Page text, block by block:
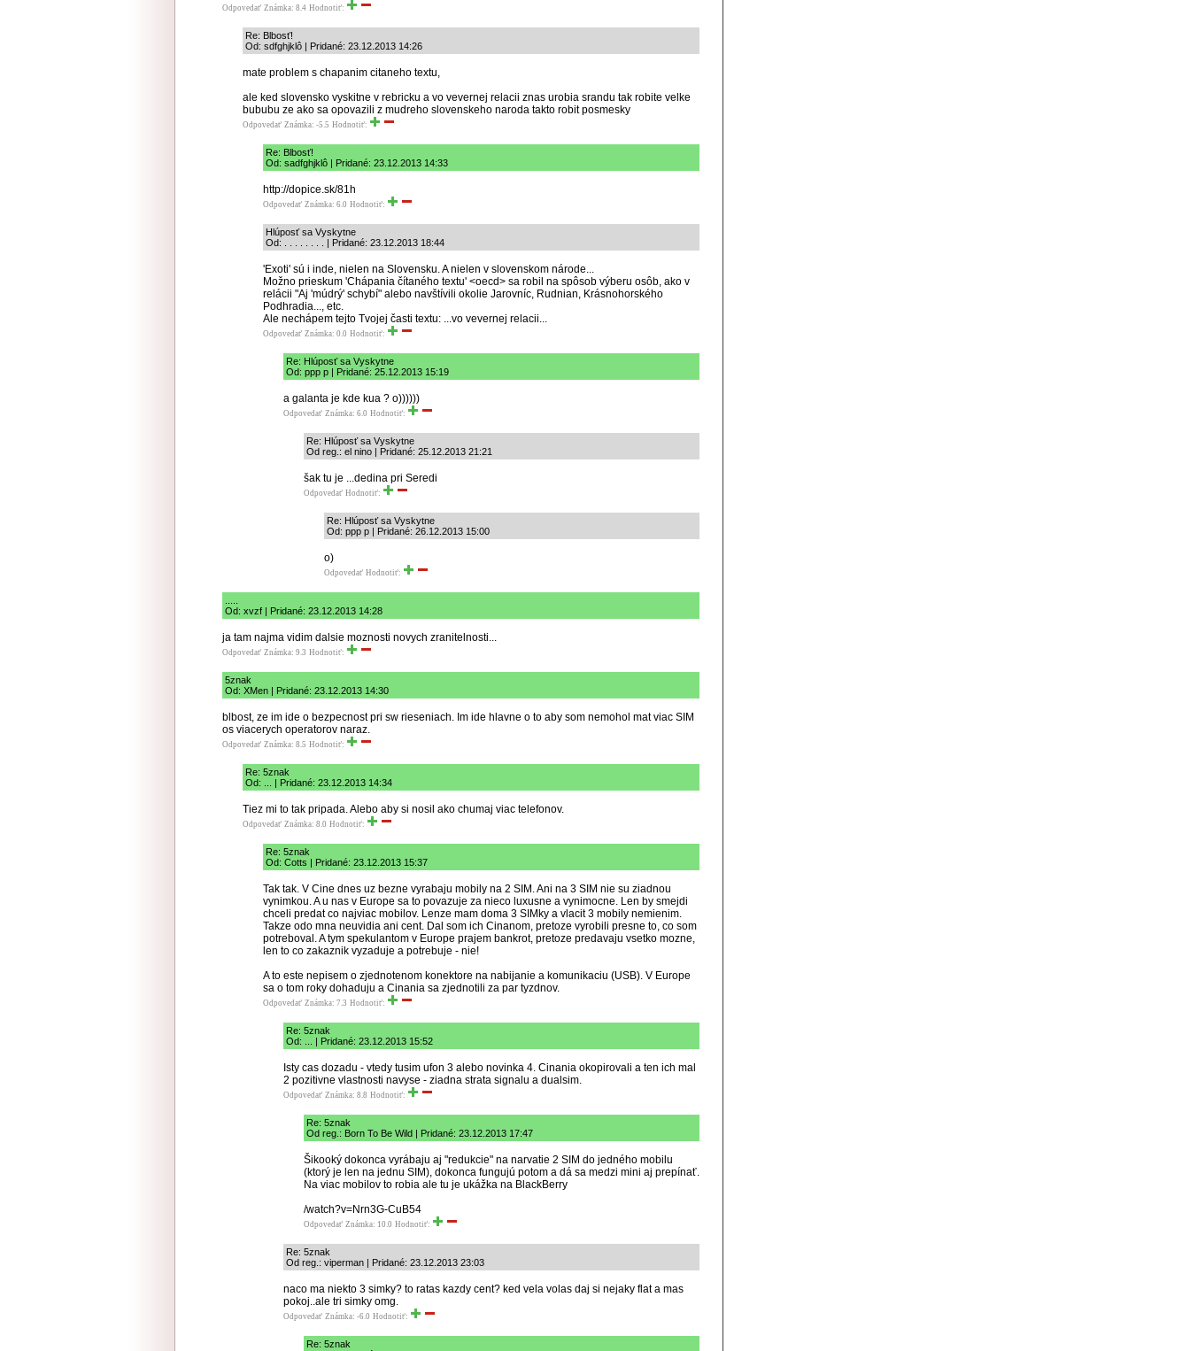
Odpovedať Známka: 8.4 Hodnotiť:
Re: Blbosť!
Od: sdfghjklô | Pridané: 23.12.2013 14:26
mate problem s chapanim citaneho textu,
ale ked slovensko vyskitne v rebricku a vo vevernej relacii znas urobia srandu tak robite velke
bububu ze ako sa opovazili z mudreho slovenskeho naroda takto robit posmesky
Odpovedať Známka: -5.5 Hodnotiť:
Re: Blbosť!
Od: sadfghjklô | Pridané: 23.12.2013 14:33
http://dopice.sk/81h
Odpovedať Známka: 6.0 Hodnotiť:
Hlúposť sa Vyskytne
Od: . . . . . . . . | Pridané: 23.12.2013 18:44
'Exoti' sú i inde, nielen na Slovensku. A nielen v slovenskom národe...
Možno prieskum 'Chápania čítaného textu' <oecd> sa robil na spôsob výberu osôb, ako v
relácii "Aj 'múdrý' schybí" alebo navštívili okolie Jarovníc, Rudnian, Krásnohorského
Podhradia..., etc.
Ale nechápem tejto Tvojej časti textu: ...vo vevernej relacii...
Odpovedať Známka: 0.0 Hodnotiť:
Re: Hlúposť sa Vyskytne
Od: ppp p | Pridané: 25.12.2013 15:19
a galanta je kde kua ? o))))))
Odpovedať Známka: 6.0 Hodnotiť:
Re: Hlúposť sa Vyskytne
Od reg.: el nino | Pridané: 25.12.2013 21:21
šak tu je ...dedina pri Seredi
Odpovedať Hodnotiť:
Re: Hlúposť sa Vyskytne
Od: ppp p | Pridané: 26.12.2013 15:00
o)
Odpovedať Hodnotiť:
Od: xvzf | Pridané: 23.12.2013 14:28
ja tam najma vidim dalsie moznosti novych zranitelnosti...
Odpovedať Známka: 9.3 Hodnotiť:
5znak
Od: XMen | Pridané: 23.12.2013 14:30
blbost, ze im ide o bezpecnost pri sw rieseniach. Im ide hlavne o to aby som nemohol mat viac SIM
os viacerych operatorov naraz.
Odpovedať Známka: 8.5 Hodnotiť:
Re: 5znak
Od: ... | Pridané: 23.12.2013 14:34
Tiez mi to tak pripada. Alebo aby si nosil ako chumaj viac telefonov.
Odpovedať Známka: 8.0 Hodnotiť:
Re: 5znak
Od: Cotts | Pridané: 23.12.2013 15:37
Tak tak. V Cine dnes uz bezne vyrabaju mobily na 2 SIM. Ani na 3 SIM nie su ziadnou
vynimkou. A u nas v Europe sa to povazuje za nieco luxusne a vynimocne. Len by smejdi
chceli predat co najviac mobilov. Lenze mam doma 3 SIMky a vlacit 3 mobily nemienim.
Takze odo mna neuvidia ani cent. Dal som ich Cinanom, pretoze vyrobili presne to, co som
potreboval. A tym spekulantom v Europe prajem bankrot, pretoze predavaju vsetko mozne,
len to co zakaznik vyzaduje a potrebuje - nie!
A to este nepisem o zjednotenom konektore na nabijanie a komunikaciu (USB). V Europe
sa o tom roky dohaduju a Cinania sa zjednotili za par tyzdnov.
Odpovedať Známka: 7.3 Hodnotiť:
Re: 5znak
Od: ... | Pridané: 23.12.2013 15:52
Isty cas dozadu - vtedy tusim ufon 3 alebo novinka 4. Cinania okopirovali a ten ich mal
2 pozitivne vlastnosti navyse - ziadna strata signalu a dualsim.
Odpovedať Známka: 8.8 Hodnotiť:
Re: 5znak
Od reg.: Born To Be Wild | Pridané: 23.12.2013 17:47
Šikooký dokonca vyrábaju aj "redukcie" na narvatie 2 SIM do jedného mobilu
(ktorý je len na jednu SIM), dokonca fungujú potom a dá sa medzi mini aj prepínať.
Na viac mobilov to robia ale tu je ukážka na BlackBerry
/watch?v=Nrn3G-CuB54
Odpovedať Známka: 10.0 Hodnotiť:
Re: 5znak
Od reg.: viperman | Pridané: 23.12.2013 23:03
naco ma niekto 3 simky? to ratas kazdy cent? ked vela volas daj si nejaky flat a mas
pokoj..ale tri simky omg.
Odpovedať Známka: -6.0 Hodnotiť:
Re: 5znak